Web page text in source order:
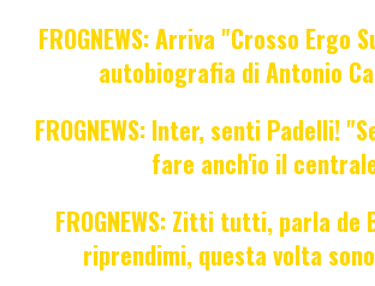
FROGNEWS: Arriva "Crosso Ergo
autobiografia di Antonio
FROGNEWS: Inter, senti Padelli!
fare anch'io il
FROGNEWS: Zitti tutti, parla
riprendimi, questa volta